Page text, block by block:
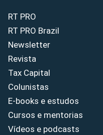
RT PRO
RT PRO Brazil
Newsletter
Revista
Tax Capital
Colunistas
E-books e estudos
Cursos e mentorias
Vídeos e podcasts